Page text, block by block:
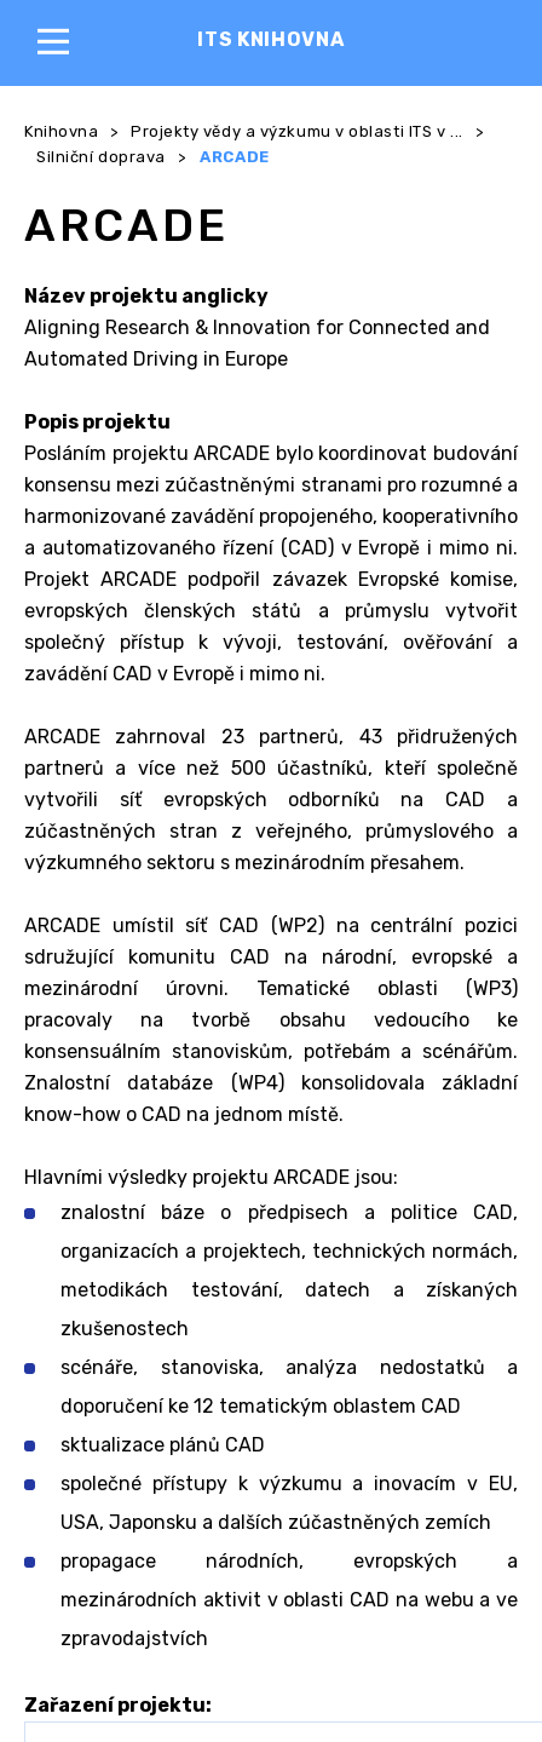
ITS KNIHOVNA
Knihovna > Projekty vědy a výzkumu v oblasti ITS v ...
>
Silniční doprava
> ARCADE
ARCADE
Název projektu anglicky
Aligning Research & Innovation for Connected and
Automated Driving in Europe
Popis projektu
Posláním projektu ARCADE bylo koordinovat budování
konsensu mezi zúčastněnými stranami pro rozumné a
harmonizované zavádění propojeného, kooperativního
a automatizovaného řízení (CAD) v Evropě i mimo ni.
Projekt ARCADE podpořil závazek Evropské komise,
evropských členských států a průmyslu vytvořit
společný přístup k vývoji, testování, ověřování a
zavádění CAD v Evropě i mimo ni.
ARCADE zahrnoval 23 partnerů, 43 přidružených
partnerů a více než 500 účastníků, kteří společně
vytvořili síť evropských odborníků na CAD a
zúčastněných stran z veřejného, průmyslového a
výzkumného sektoru s mezinárodním přesahem.
ARCADE umístil síť CAD (WP2) na centrální pozici
sdružující komunitu CAD na národní, evropské a
mezinárodní úrovni. Tematické oblasti (WP3)
pracovaly na tvorbě obsahu vedoucího ke
konsensuálním stanoviskům, potřebám a scénářům.
Znalostní databáze (WP4) konsolidovala základní
know-how o CAD na jednom místě.
Hlavními výsledky projektu ARCADE jsou:
znalostní báze o předpisech a politice CAD,
organizacích a projektech, technických normách,
metodikách testování, datech a získaných
zkušenostech
scénáře, stanoviska, analýza nedostatků a
doporučení ke 12 tematickým oblastem CAD
sktualizace plánů CAD
společné přístupy k výzkumu a inovacím v EU,
USA, Japonsku a dalších zúčastněných zemích
propagace národních, evropských a
mezinárodních aktivit v oblasti CAD na webu a ve
zpravodajstvích
Zařazení projektu: